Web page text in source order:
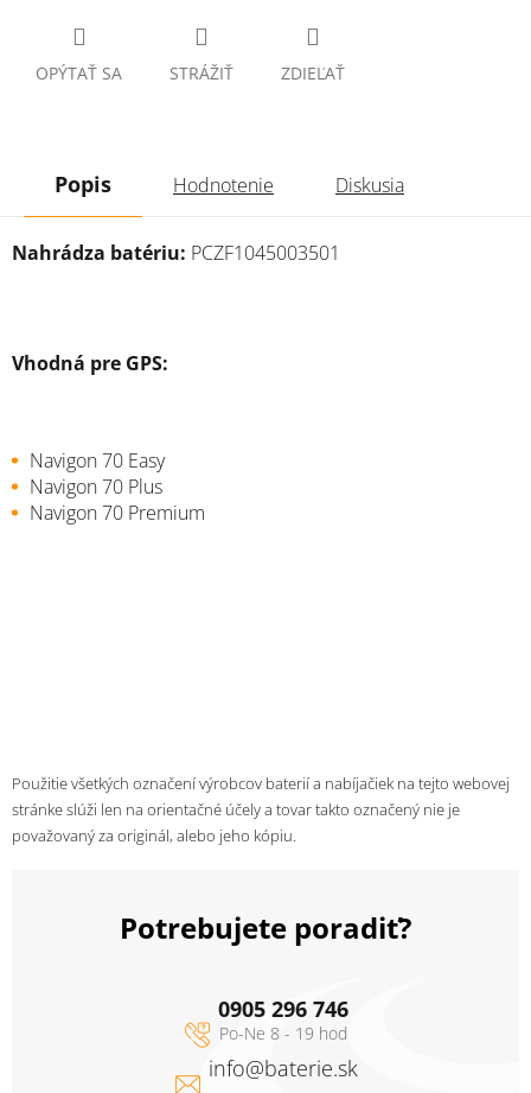
OPÝTAŤ SA STRÁŽIŤ ZDIEĽAŤ
Popis Hodnotenie Diskusia
Nahrádza batériu: PCZF1045003501
Vhodná pre GPS:
Navigon 70 Easy
Navigon 70 Plus
Navigon 70 Premium
Použitie všetkých označení výrobcov baterií a nabíjačiek na tejto webovej
stránke slúži len na orientačné účely a tovar takto označený nie je
považovaný za originál, alebo jeho kópiu.
Potrebujete poradiť?
info@baterie.sk
0905 296 746